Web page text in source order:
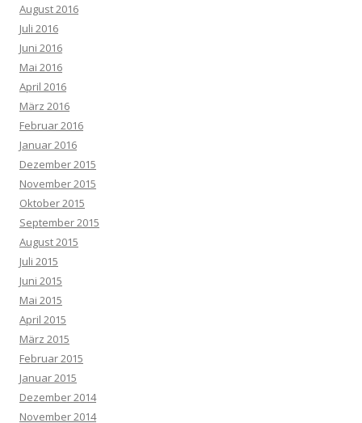
August 2016
Juli 2016
Juni 2016
Mai 2016
April 2016
März 2016
Februar 2016
Januar 2016
Dezember 2015
November 2015
Oktober 2015
September 2015
August 2015
Juli 2015
Juni 2015
Mai 2015
April 2015
März 2015
Februar 2015
Januar 2015
Dezember 2014
November 2014